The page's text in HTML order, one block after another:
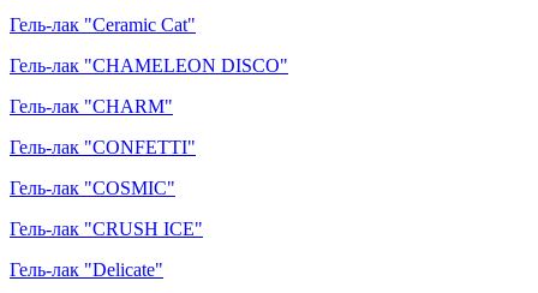
Гель-лак "Ceramic Cat"
Гель-лак "CHAMELEON DISCO"
Гель-лак "CHARM"
Гель-лак "CONFETTI"
Гель-лак "COSMIC"
Гель-лак "CRUSH ICE"
Гель-лак "Delicate"